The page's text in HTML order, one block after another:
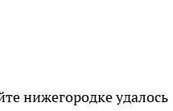
нижегородке удалось